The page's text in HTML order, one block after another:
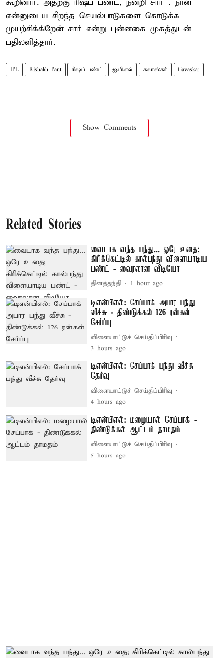
கூறினார். அதற்கு ரிஷப் பண்ட், நன்றி சார் . நான்
என்னுடைய சிறந்த செயல்பாடுகளை கொடுக்க
முயற்சிக்கிறேன் சார் என்று புன்னகை முகத்துடன்
பதிலளித்தார்.
IPL Rishabh Pant ரிஷப் பண்ட் ஐ.பி.எல் கவாஸ்கர் Gavaskar
Show Comments
Related Stories
வைடாக வந்த பந்து... ஒரே உதை;
கிரிக்கெட்டில் கால்பந்து விளையாடிய
பண்ட் - வைரலான வீடியோ
தினத்தந்தி 1 hour ago
டிஎன்பிஎல்: சேப்பாக் அபார பந்து
வீச்சு - திண்டுக்கல் 126 ரன்கள்
சேர்ப்பு
விளையாட்டுச் செய்திப்பிரிவு
3 hours ago
டிஎன்பிஎல்: சேப்பாக் பந்து வீச்சு
தேர்வு
விளையாட்டுச் செய்திப்பிரிவு
4 hours ago
டிஎன்பிஎல்: மழையால் சேப்பாக் -
திண்டுக்கல் ஆட்டம் தாமதம்
விளையாட்டுச் செய்திப்பிரிவு
5 hours ago